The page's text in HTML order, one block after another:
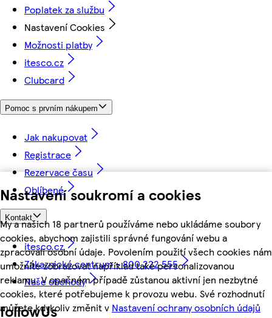
Nastavení soukromí a cookies
My a našich 18 partnerů používáme nebo ukládáme soubory
cookies, abychom zajistili správné fungování webu a
zpracovali osobní údaje. Povolením použití všech cookies nám
umožníte zobrazovat například také personalizovanou
reklamu. V opačném případě zůstanou aktivní jen nezbytné
cookies, které potřebujeme k provozu webu. Své rozhodnutí
můžete kdykoliv změnit v Nastavení ochrany osobních údajů
Poplatek za službu
Nastavení Cookies
Možnosti platby
itesco.cz
Clubcard
Pomoc s prvním nákupem
Jak nakupovat
Registrace
Rezervace času
Oblíbené
Kontakt
itesco.cz
Zákaznické centrum - 800 222 555
Naše obchody
followUs